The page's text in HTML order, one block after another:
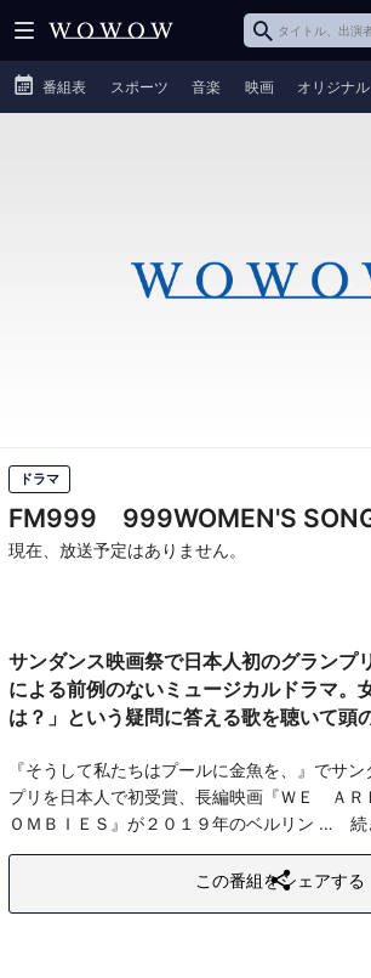
番組表 スポーツ 音楽 映画 オリジナ
ドラマ
FM999 999WOMEN'S
現在、放送予定はありません。
サンダンス映画祭で日本人初のグランプ
による前例のないミュージカルドラマ。
は？」という疑問に答える歌を聴いて頭
『そうして私たちはプールに金魚を、』でサ
プリを日本人で初受賞、長編映画『ＷＥ Ａ
ＯＭＢＩＥＳ』が２０１９年のベルリン
続
この番組をシェアする